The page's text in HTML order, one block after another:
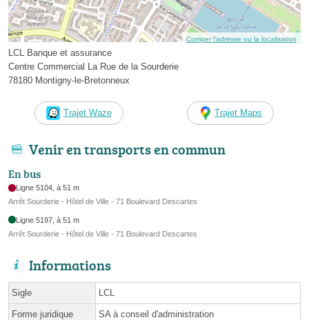
Corriger l’adresse ou la localisation
LCL Banque et assurance
Centre Commercial La Rue de la Sourderie
78180 Montigny-le-Bretonneux
Trajet Waze Trajet Maps
Venir en transports en commun
En bus
Ligne 5104, à 51 m
Arrêt Sourderie - Hôtel de Ville - 71 Boulevard Descartes
Ligne 5197, à 51 m
Arrêt Sourderie - Hôtel de Ville - 71 Boulevard Descartes
Informations
Sigle LCL
Forme juridique SA à conseil d'administration